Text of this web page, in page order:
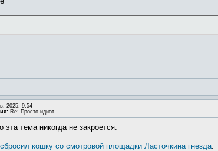
2025, 9:54
Re: Просто идиот.
тема никогда не закроется.
сбросил кошку со смотровой площадки Ласточкина гнезда.